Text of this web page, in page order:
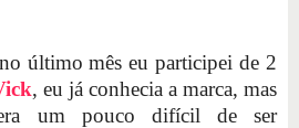
último mês eu participei de 2
, eu já conhecia a marca, mas
um pouco difícil de ser